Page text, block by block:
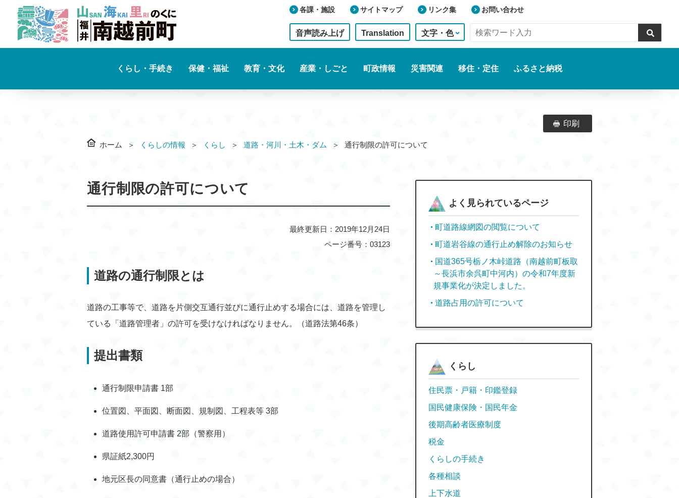
各課・施設 サイトマップ リンク集 お問い合わせ
音声読み上げ Translation 文字・色
くらし・手続き 保健・福祉 教育・文化 産業・しごと 町政情報 災害関連 移住・定住 ふるさと納税
ホーム くらしの情報 くらし 道路・河川・土木・ダム 通行制限の許可について
印刷
通行制限の許可について
最終更新日：2019年12月24日
ページ番号：03123
道路の通行制限とは
道路の工事等で、道路を片側交互通行並びに通行止めする場合には、道路を管理し
ている「道路管理者」の許可を受けなければなりません。（道路法第46条）
提出書類
通行制限申請書 1部
位置図、平面図、断面図、規制図、工程表等 3部
道路使用許可申請書 2部（警察用）
県証紙2,300円
地元区長の同意書（通行止めの場合）
よく見られているページ
町道路線網図の閲覧について
町道岩谷線の通行止め解除のお知らせ
国道365号栃ノ木峠道路（南越前町板取
～長浜市余呉町中河内）の令和7年度新
規事業化が決定しました。
道路占用の許可について
くらし
住民票・戸籍・印鑑登録
国民健康保険・国民年金
後期高齢者医療制度
税金
くらしの手続き
各種相談
上下水道